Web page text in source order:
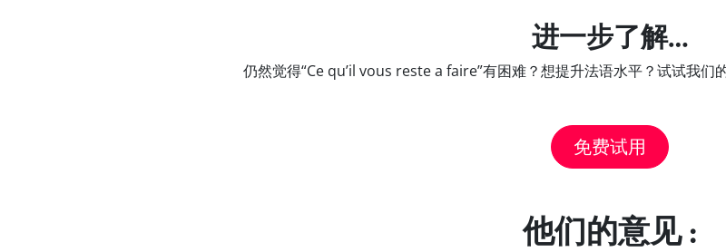
进一步了解…
仍然觉得“Ce qu’il vous reste a faire”有困难？想提升法语水平？试试我们
免费试用
他们的意见 :